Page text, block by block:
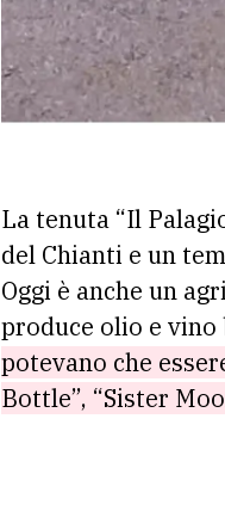
La tenuta “Il
del Chianti e un
Oggi è anche un
produce olio e
potevano che
Bottle”, “Sister